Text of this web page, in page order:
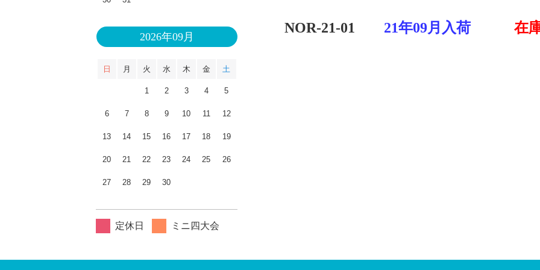
NOR-21-01 21年09月入荷 在
2026年09月
日 月 火 水 木 金 土
1 2 3 4 5
6 7 8 9 10 11 12
13 14 15 16 17 18 19
20 21 22 23 24 25 26
27 28 29 30
定休日 ミニ四大会